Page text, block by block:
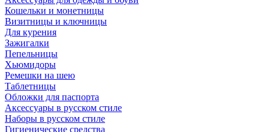
Кошельки и монетницы
Визитницы и ключницы
Для курения
Зажигалки
Пепельницы
Хьюмидоры
Ремешки на шею
Таблетницы
Обложки для паспорта
Аксессуары в русском стиле
Наборы в русском стиле
Гигиенические средства